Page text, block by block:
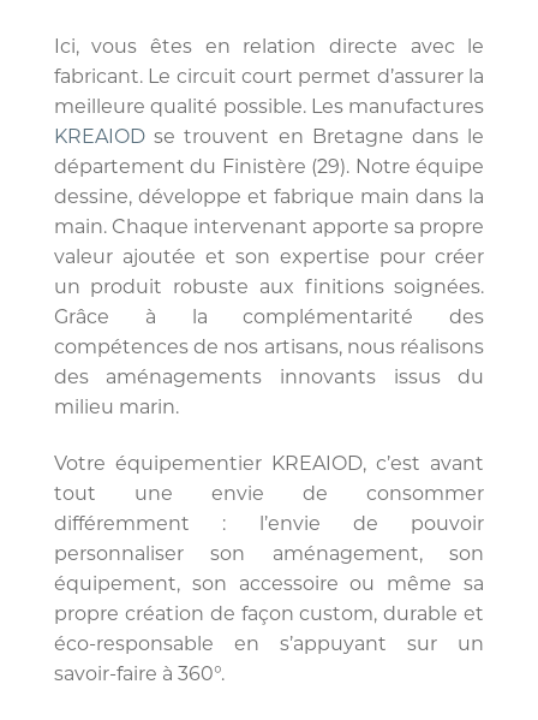
Ici, vous êtes en relation directe avec le
fabricant. Le circuit court permet d’assurer la
meilleure qualité possible. Les manufactures
KREAIODse trouvent en Bretagne dans le
département du Finistère (29). Notre équipe
dessine, développe et fabrique main dans la
main. Chaque intervenant apporte sa propre
valeur ajoutée et son expertise pour créer
un produit robuste aux finitions soignées.
Grâce à la complémentarité des
compétences de nos artisans, nous réalisons
des aménagements innovants issus du
milieu marin.
Votre équipementier KREAIOD, c’est avant
tout une envie de consommer
différemment : l’envie de pouvoir
personnaliser son aménagement, son
équipement, son accessoire ou même sa
propre création de façon custom, durable et
éco-responsable en s’appuyant sur un
savoir-faire à 360°.